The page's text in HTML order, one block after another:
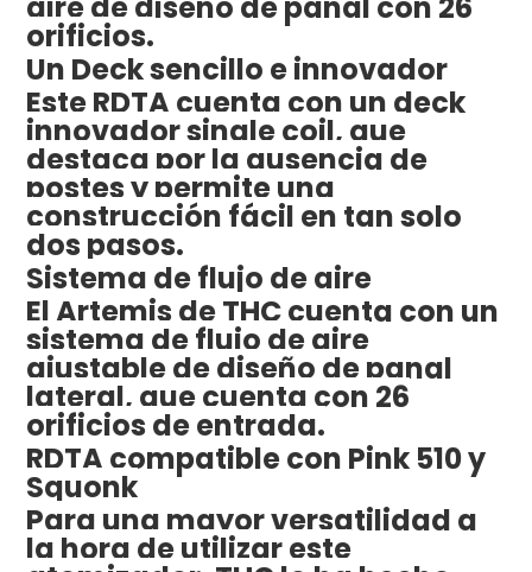
aire de diseño de panal con 26
orificios.
Un Deck sencillo e innovador
Este RDTA cuenta con un deck
innovador single coil, que
destaca por la ausencia de
postes y permite una
construcción fácil en tan solo
dos pasos.
Sistema de flujo de aire
El Artemis de THC cuenta con un
sistema de flujo de aire
ajustable de diseño de panal
lateral, que cuenta con 26
orificios de entrada.
RDTA compatible con Pink 510 y
Squonk
Para una mayor versatilidad a
la hora de utilizar este